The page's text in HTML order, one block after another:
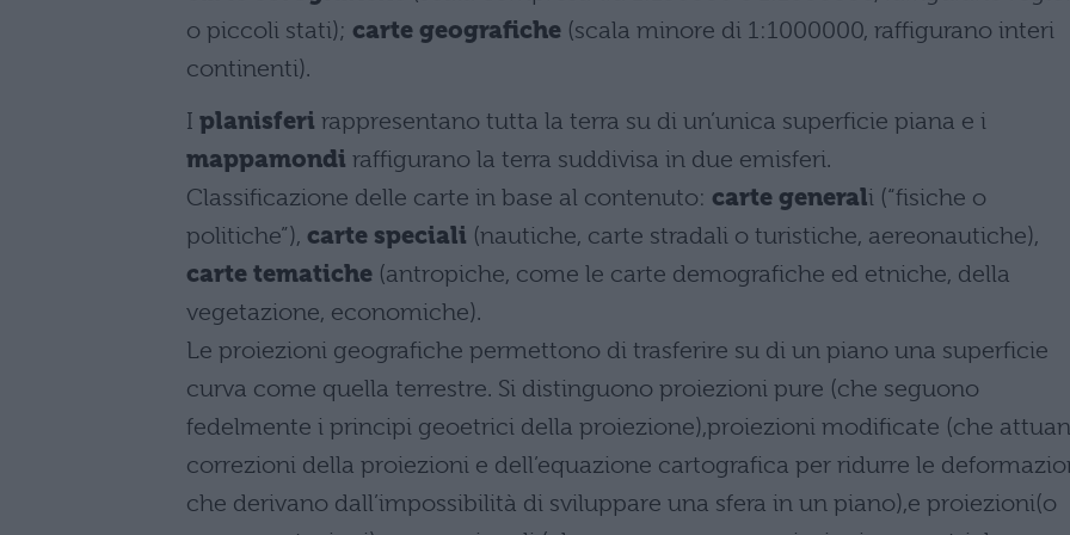
o piccoli stati); carte geografiche (scala minore di 1:1000000, raffigurano interi
continenti).
I planisferi rappresentano tutta la terra su di un’unica superficie piana e i
mappamondi raffigurano la terra suddivisa in due emisferi.
Classificazione delle carte in base al contenuto: carte generali (“fisiche o
politiche”), carte speciali (nautiche, carte stradali o turistiche, aereonautiche),
carte tematiche (antropiche, come le carte demografiche ed etniche, della
vegetazione, economiche).
Le proiezioni geografiche permettono di trasferire su di un piano una superficie
curva come quella terrestre. Si distinguono proiezioni pure (che seguono
fedelmente i principi geoetrici della proiezione),proiezioni modificate (che
correzioni della proiezioni e dell’equazione cartografica per ridurre le
che derivano dall’impossibilità di sviluppare una sfera in un piano),e proiezioni(o